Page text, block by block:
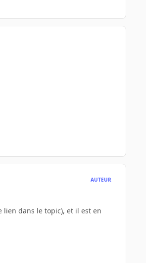
AUTEUR
lien dans le topic), et il est en